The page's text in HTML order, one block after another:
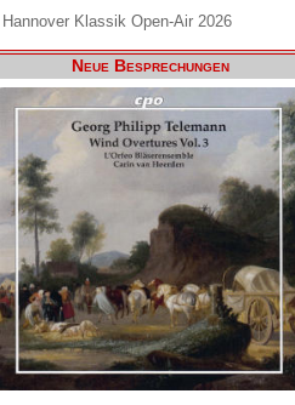
Hannover Klassik Open-Air 2026
Neue Besprechungen